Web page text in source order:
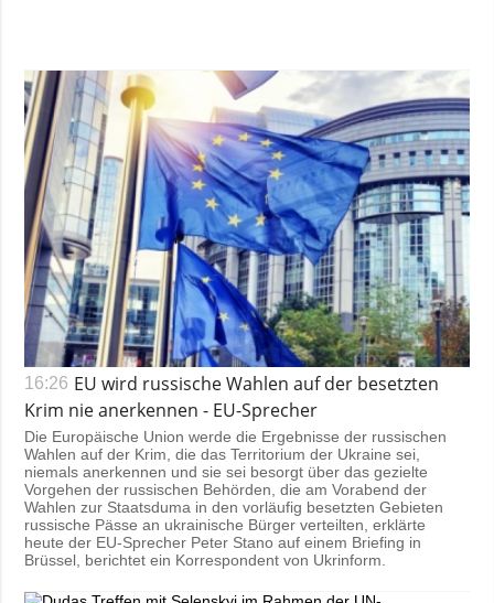
16:26 EU wird russische Wahlen auf der besetzten
Krim nie anerkennen - EU-Sprecher
Die Europäische Union werde die Ergebnisse der russischen
Wahlen auf der Krim, die das Territorium der Ukraine sei,
niemals anerkennen und sie sei besorgt über das gezielte
Vorgehen der russischen Behörden, die am Vorabend der
Wahlen zur Staatsduma in den vorläufig besetzten Gebieten
russische Pässe an ukrainische Bürger verteilten, erklärte
heute der EU-Sprecher Peter Stano auf einem Briefing in
Brüssel, berichtet ein Korrespondent von Ukrinform.